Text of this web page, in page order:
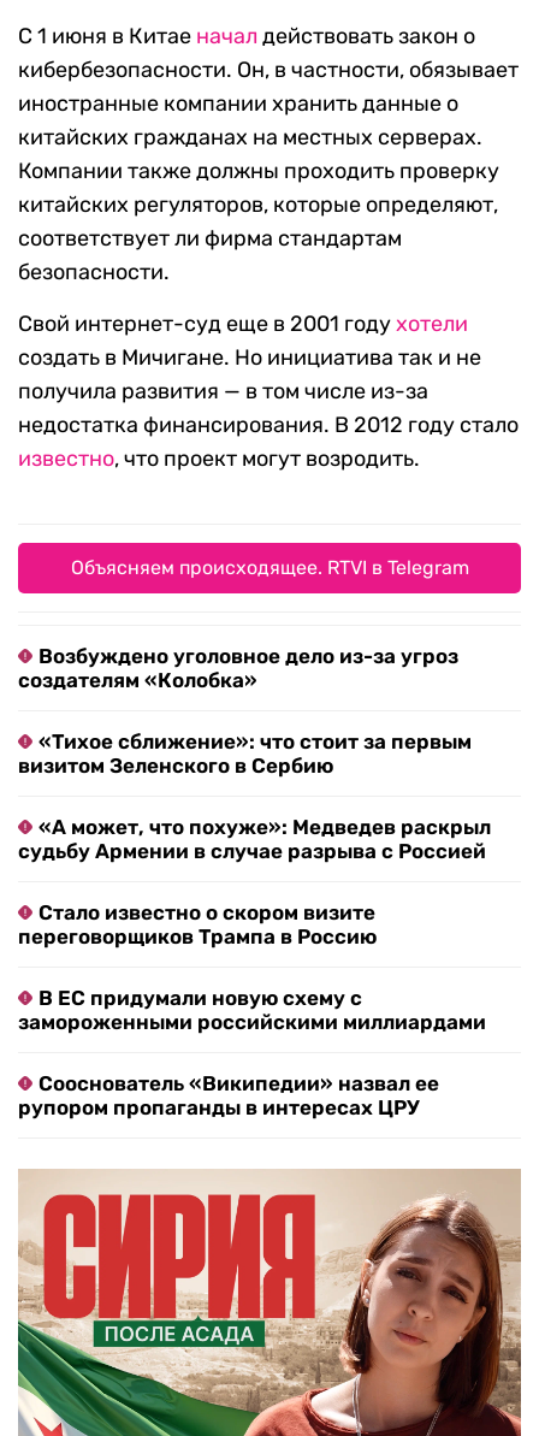
С 1 июня в Китае начал действовать закон о
кибербезопасности. Он, в частности, обязывает
иностранные компании хранить данные о
китайских гражданах на местных серверах.
Компании также должны проходить проверку
китайских регуляторов, которые определяют,
соответствует ли фирма стандартам
безопасности.
Свой интернет-суд еще в 2001 годухотели
создать в Мичигане. Но инициатива так и не
получила развития — в том числе из-за
недостатка финансирования. В 2012 году стало
известно, что проект могут возродить.
Объясняем происходящее. RTVI в Telegram
Возбуждено уголовное дело из-за угроз
создателям «Колобка»
«Тихое сближение»: что стоит за первым
визитом Зеленского в Сербию
«А может, что похуже»: Медведев раскрыл
судьбу Армении в случае разрыва с Россией
Стало известно о скором визите
переговорщиков Трампа в Россию
В ЕС придумали новую схему с
замороженными российскими миллиардами
Сооснователь «Википедии» назвал ее
рупором пропаганды в интересах ЦРУ